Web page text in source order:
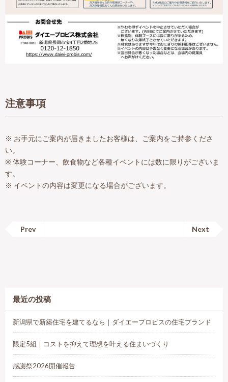
注意事項
※ お手元にご案内が届きましたお客様は、ご案内をご持参くださ
い。
※ 体験コーナー、飲食物など各種イベントには数に限りがございま
す。
※ イベントの内容は変更になる場合がございます。
Prev Next
最近の投稿
新潟県で新築住宅を建てるなら｜ダイエープロビスの住宅ブランド
限定5組｜コストを抑えて理想を叶える住まいづくり
感謝祭2026開催報告